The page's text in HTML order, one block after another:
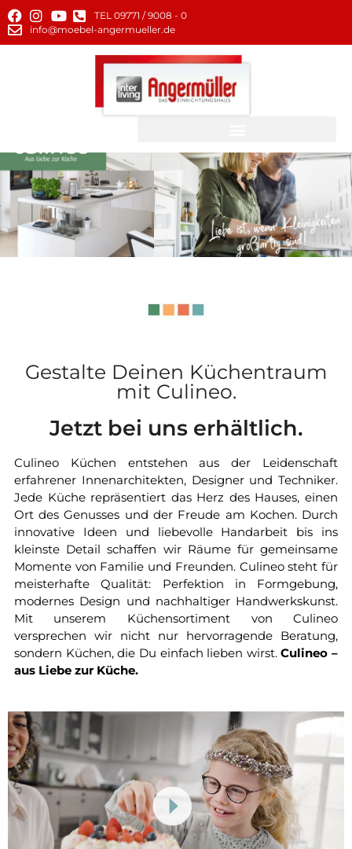
TEL 09771 / 9008 - 0
info@moebel-angermueller.de
Gestalte Deinen Küchentraum
mit Culineo.
Jetzt bei uns erhältlich.
Culineo Küchen entstehen aus der Leidenschaft
erfahrener Innenarchitekten, Designer und Techniker.
Jede Küche repräsentiert das Herz des Hauses, einen
Ort des Genusses und der Freude am Kochen. Durch
innovative Ideen und liebevolle Handarbeit bis ins
kleinste Detail schaffen wir Räume für gemeinsame
Momente von Familie und Freunden. Culineo steht für
meisterhafte Qualität: Perfektion in Formgebung,
modernes Design und nachhaltiger Handwerkskunst.
Mit unserem Küchensortiment von Culineo
versprechen wir nicht nur hervorragende Beratung,
sondern Küchen, die Du einfach lieben wirst.Culineo –
aus Liebe zur Küche.